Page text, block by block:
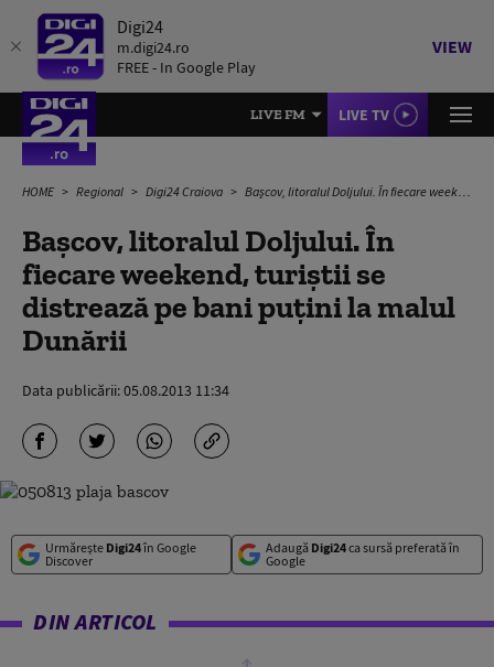
Digi24
m.digi24.ro
FREE - In Google Play
VIEW
LIVE FM LIVE TV
HOME Regional Digi24 Craiova Başcov, litoralul Doljului. În fiecare weekend, turiştii se distrează pe bani puţini la malul Dunării
Başcov, litoralul Doljului. În
fiecare weekend, turiştii se
distrează pe bani puţini la malul
Dunării
Data publicării:05.08.2013 11:34
Urmărește Digi24în Google
Discover
Adaugă Digi24ca sursă preferată în
Google
DIN ARTICOL